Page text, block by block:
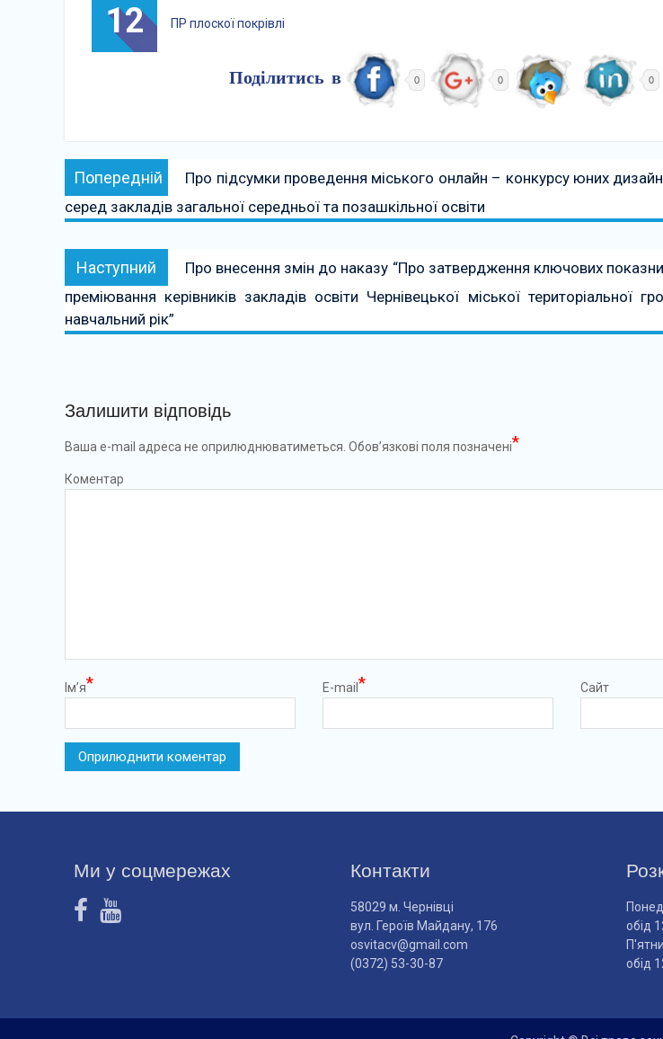
12 ПР плоскої покрівлі
Поділитись в 0 0 0
Навігація
записів
Попередній Попередній:
Про підсумки проведення міського онлайн – конкурсу юних
серед закладів загальної середньої та позашкільної освіти
Наступний Наступний:
Про внесення змін до наказу “Про затвердження ключових
преміювання керівників закладів освіти Чернівецької міської територіальної
навчальний рік”
Залишити відповідь
Ваша e-mail адреса не оприлюднюватиметься. Обов’язкові поля позначені*
Коментар
Ім’я* E-mail * Сайт
Ми у соцмережах Контакти
58029 м. Чернівці
вул. Героїв Майдану, 176
osvitacv@gmail.com
(0372) 53-30-87
обід
обід